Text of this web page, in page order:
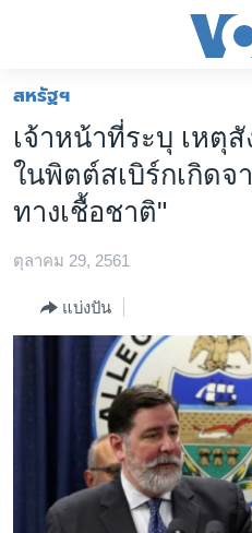
ต่อ
ข้าม
ไป
เนื้อหา
หลัก
ไป
ข้าม
โลก
เอเชีย
ไทย
ธุรกิจ
วิทยาศาสตร์
สังคมและสุขภาพ
ไลฟ์สไตล์
ตรวจสอบข่าว
เรียนรู้ภาษาอังกฤษ
สหรัฐฯ
เจ้าหน้าที่ระบุ เหตุ
ในพิตต์สเบิร์กเกิดจ
ทางเชื้อชาติ"
ตุลาคม 29, 2561
แบ่งปัน